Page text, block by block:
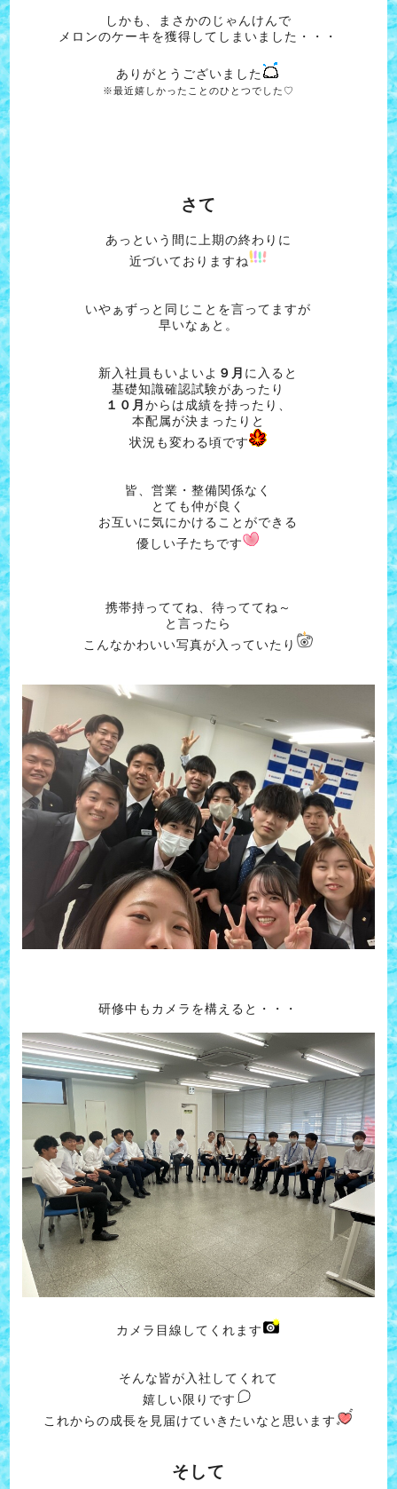
しかも、まさかのじゃんけんで
メロンのケーキを獲得してしまいました・・・
ありがとうございました
※最近嬉しかったことのひとつでした♡
さて
あっという間に上期の終わりに
近づいておりますね
いやぁずっと同じことを言ってますが
早いなぁと。
新入社員もいよいよ ９月 に入ると
基礎知識確認試験があったり
１０月 からは成績を持ったり、
本配属が決まったりと
状況も変わる頃です
皆、営業・整備関係なく
とても仲が良く
お互いに気にかけることができる
優しい子たちです
携帯持っててね、待っててね～
と言ったら
こんなかわいい写真が入っていたり
研修中もカメラを構えると・・・
カメラ目線してくれます
そんな皆が入社してくれて
嬉しい限りです
これからの成長を見届けていきたいなと思います
そして